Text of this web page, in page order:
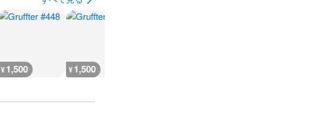
¥1,500 ¥1,500